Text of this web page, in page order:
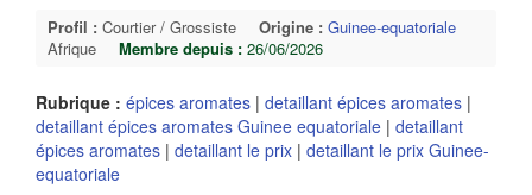
Profil : Courtier / Grossiste Origine : Guinee-equatoriale
Afrique
Membre depuis : 26/06/2026
Rubrique : épices aromates | detaillant épices aromates |
detaillant épices aromates Guinee equatoriale | detaillant
épices aromates | detaillant le prix | detaillant le prix Guinee-
equatoriale